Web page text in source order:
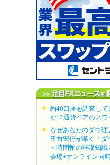
約40口座を調査し
む12通貨ペアのスワ
なぜあなたのダウ理
田向宏行が導く「ダ
～時間軸の基礎知識
会場+オンライン同時